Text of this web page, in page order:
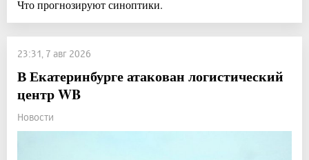
Что прогнозируют синоптики.
23:31, 7 авг 2026
В Екатеринбурге атакован логистический
центр WB
Новости